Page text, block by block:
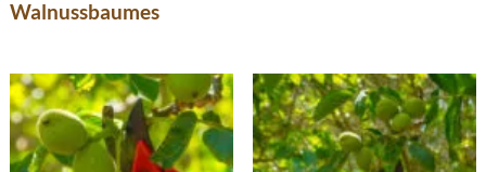
Walnussbaumes